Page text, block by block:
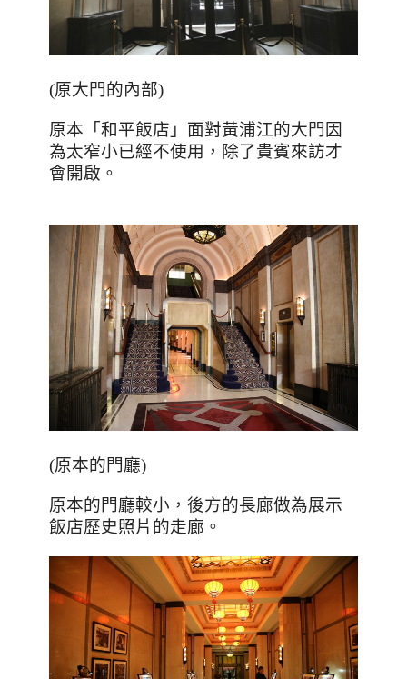
(原大門的內部)
原本「和平飯店」面對黃浦江的大門因
為太窄小已經不使用，除了貴賓來訪才
會開啟。
(原本的門廳)
原本的門廳較小，後方的長廊做為展示
飯店歷史照片的走廊。